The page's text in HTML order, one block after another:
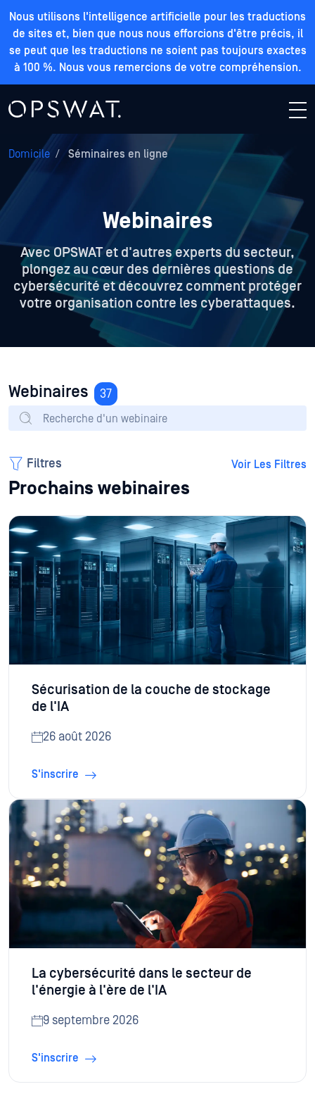
Nous utilisons l'intelligence artificielle pour les traductions
de sites et, bien que nous nous efforcions d'être précis, il
se peut que les traductions ne soient pas toujours exactes
à 100 %. Nous vous remercions de votre compréhension.
Domicile / Séminaires en ligne
Webinaires
Avec OPSWAT et d'autres experts du secteur,
plongez au cœur des dernières questions de
cybersécurité et découvrez comment protéger
votre organisation contre les cyberattaques.
Webinaires 37
Filtres Voir Les Filtres
Prochains webinaires
Sécurisation de la couche de stockage
de l'IA ​
26 août 2026
S'inscrire
La cybersécurité dans le secteur de
l'énergie à l'ère de l'IA
9 septembre 2026
S'inscrire